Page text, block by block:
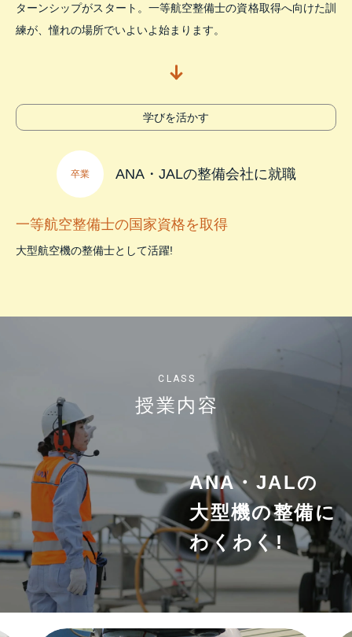
ターンシップがスタート。一等航空整備士の資格取得へ向けた訓
練が、憧れの場所でいよいよ始まります。
学びを活かす
卒業 ANA・JALの整備会社に就職
一等航空整備士の国家資格を取得
大型航空機の整備士として活躍!
CLASS
授業内容
ANA・JALの
大型機の整備に
わくわく!